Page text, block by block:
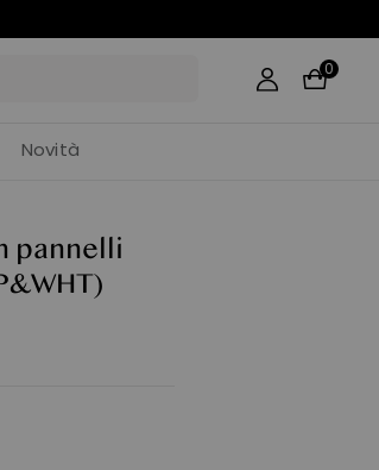
0
Novità
pannelli